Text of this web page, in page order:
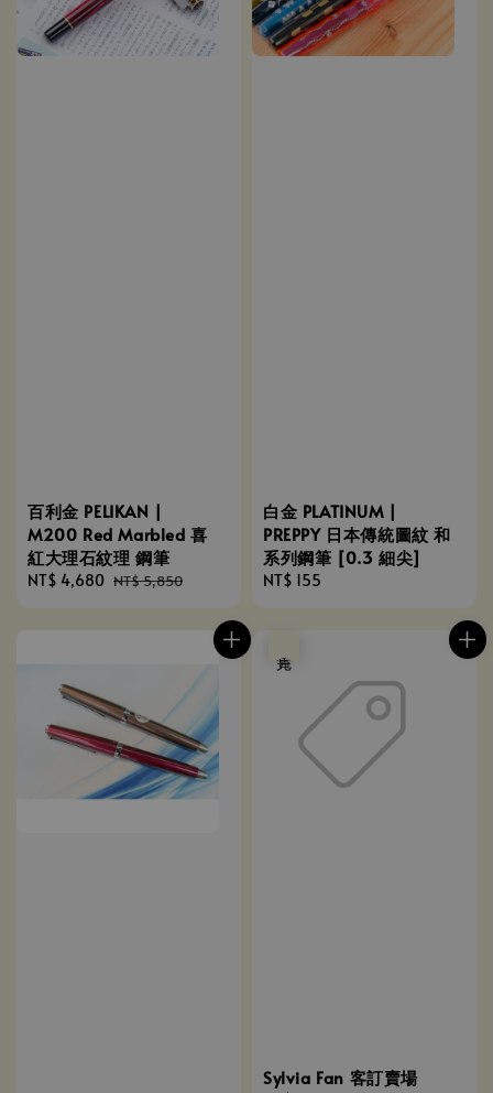
百利金 PELIKAN |
M200 Red Marbled 喜
紅大理石紋理 鋼筆
Sale
NT$ 4,680 Regular
NT$ 5,850
白金 PLATINUM |
PREPPY 日本傳統圖紋 和
系列鋼筆 [0.3 細尖]
Regular
NT$ 155
Sylvia Fan 客訂賣場